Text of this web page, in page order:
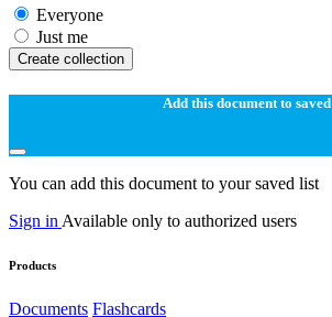
Everyone
Just me
Create collection
Add this document to saved
You can add this document to your saved list
Sign in Available only to authorized users
Products
Documents Flashcards